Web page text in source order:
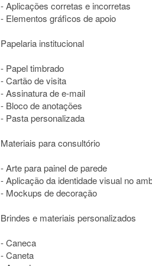
- Aplicações corretas e incorretas
- Elementos gráficos de apoio
Papelaria institucional
- Papel timbrado
- Cartão de visita
- Assinatura de e-mail
- Bloco de anotações
- Pasta personalizada
Materiais para consultório
- Arte para painel de parede
- Aplicação da identidade visual no
- Mockups de decoração
Brindes e materiais personalizados
- Caneca
- Caneta